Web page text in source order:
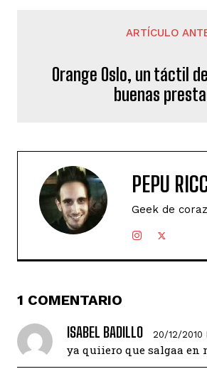
ARTÍCULO
Orange Oslo, un táctil
buenas
PEPU
Geek de
1 COMENTARIO
ISABEL BADILLO
20/12/2010
ya quiiero que salgaa en